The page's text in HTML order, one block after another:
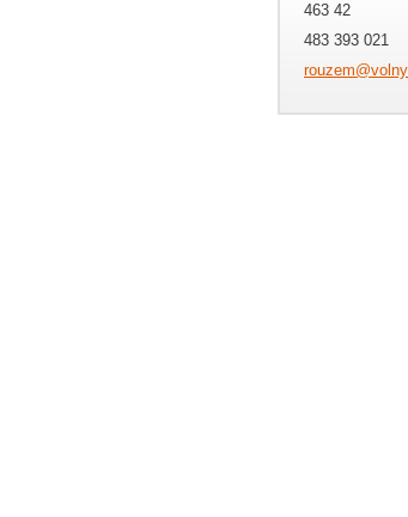
463 42
483 393 021
rouzem@v